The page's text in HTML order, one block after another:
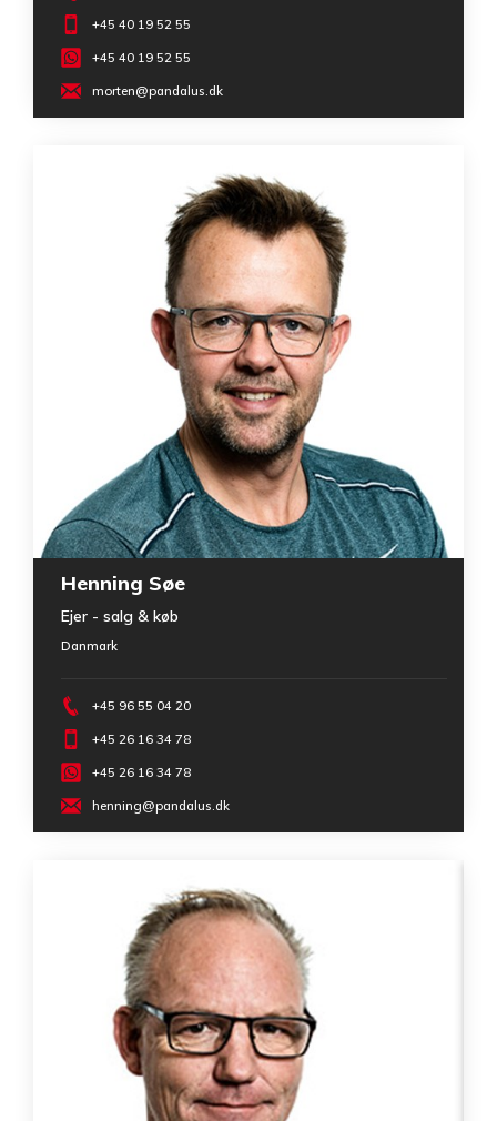
+45 40 19 52 55
+45 40 19 52 55
morten@pandalus.dk
Henning Søe
Ejer - salg & køb
Danmark
+45 96 55 04 20
+45 26 16 34 78
+45 26 16 34 78
henning@pandalus.dk